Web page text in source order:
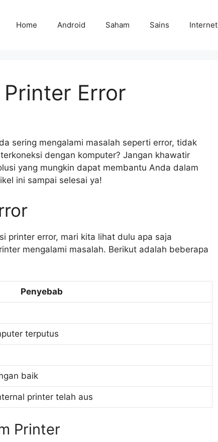
Home Android Saham Sains Internet
Error
sering mengalami masalah seperti error, tidak
dengan komputer? Jangan khawatir
yang mungkin dapat membantu Anda dalam
ini sampai selesai ya!
printer error, mari kita lihat dulu apa saja
mengalami masalah. Berikut adalah beberapa
Penyebab
terputus
baik
printer telah aus
Printer